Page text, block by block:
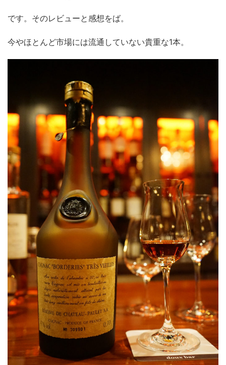
です。そのレビューと感想をば。
今やほとんど市場には流通していない貴重な1本。